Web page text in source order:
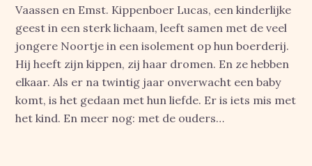
Vaassen en Emst. Kippenboer Lucas, een kinderlijke
geest in een sterk lichaam, leeft samen met de veel
jongere Noortje in een isolement op hun boerderij.
Hij heeft zijn kippen, zij haar dromen. En ze hebben
elkaar. Als er na twintig jaar onverwacht een baby
komt, is het gedaan met hun liefde. Er is iets mis met
het kind. En meer nog: met de ouders…